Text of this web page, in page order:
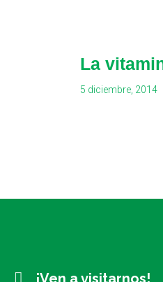
La
5 diciembre, 2014
¡Ven a visitarnos!